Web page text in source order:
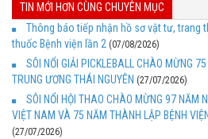
TIN MỚI HƠN CÙNG CHUYÊN MỤC
Thông báo tiếp nhận hồ sơ vật tư, trang
thuốc Bệnh viện lần 2 (07/08/2026)
SÔI NỔI GIẢI PICKLEBALL CHÀO MỪNG
TRUNG ƯƠNG THÁI NGUYÊN (27/07/2026)
SÔI NỔI HỘI THAO CHÀO MỪNG 97 NĂM
VIỆT NAM VÀ 75 NĂM THÀNH LẬP BỆNH
(27/07/2026)